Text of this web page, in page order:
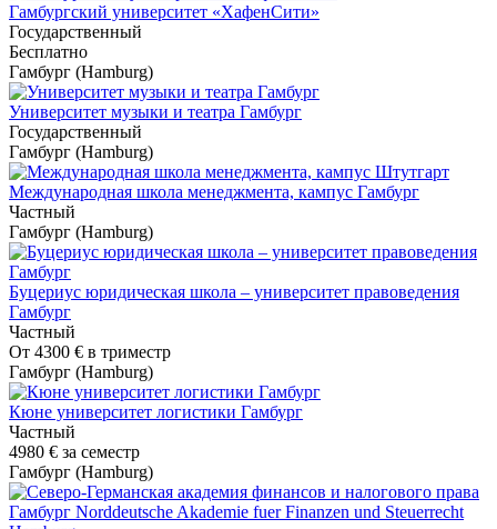
Гамбургский университет «ХафенСити»
Государственный
Бесплатно
Гамбург (Hamburg)
Университет музыки и театра Гамбург
Государственный
Гамбург (Hamburg)
Международная школа менеджмента, кампус Гамбург
Частный
Гамбург (Hamburg)
Буцериус юридическая школа – университет правоведения
Гамбург
Частный
От 4300 € в триместр
Гамбург (Hamburg)
Кюне университет логистики Гамбург
Частный
4980 € за семестр
Гамбург (Hamburg)